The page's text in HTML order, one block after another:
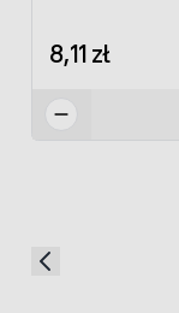
8,11 zł